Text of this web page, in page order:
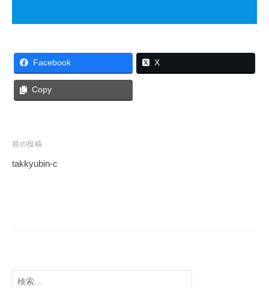
Facebook X
Copy
前の投稿
takkyubin-c